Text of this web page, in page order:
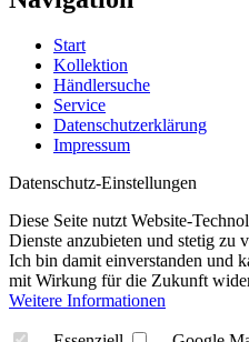
Start
Kollektion
Händlersuche
Service
Datenschutzerklärung
Impressum
Datenschutz-Einstellungen
Diese Seite nutzt Website-
Dienste anzubieten und stetig zu
Ich bin damit einverstanden und
mit Wirkung für die Zukunft
Weitere Informationen